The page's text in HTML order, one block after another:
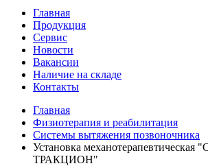
Главная
Продукция
Сервис
Новости
Вакансии
Наличие на складе
Контакты
Главная
Физиотерапия и реабилитация
Системы вытяжения позвоночника
Установка
ТРАКЦИОН"